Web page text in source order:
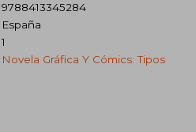
9788413345284
España
1
Novela Gráfica Y Cómics: Tipos